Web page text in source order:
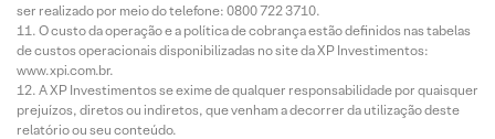
ser realizado por meio do telefone: 0800 722 3710.
O custo da operação e a política de cobrança estão definidos nas tabelas
de custos operacionais disponibilizadas no site da XP Investimentos:
www.xpi.com.br.
A XP Investimentos se exime de qualquer responsabilidade por quaisquer
prejuízos, diretos ou indiretos, que venham a decorrer da utilização deste
relatório ou seu conteúdo.